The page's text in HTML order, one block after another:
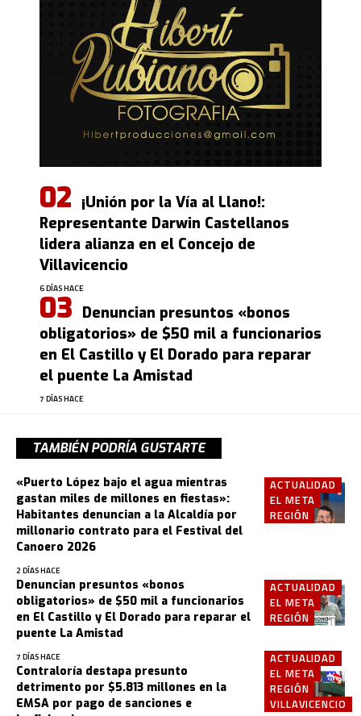
¡Unión por la Vía al Llano!:
Representante Darwin Castellanos
lidera alianza en el Concejo de
Villavicencio
6 DÍAS HACE
Denuncian presuntos «bonos
obligatorios» de $50 mil a funcionarios
en El Castillo y El Dorado para reparar
el puente La Amistad
7 DÍAS HACE
TAMBIÉN PODRÍA GUSTARTE
ACTUALIDAD
EL META
REGIÓN
«Puerto López bajo el agua mientras
gastan miles de millones en fiestas»:
Habitantes denuncian a la Alcaldía por
millonario contrato para el Festival del
Canoero 2026
2 DÍAS HACE
ACTUALIDAD
EL META
REGIÓN
Denuncian presuntos «bonos
obligatorios» de $50 mil a funcionarios
en El Castillo y El Dorado para reparar el
puente La Amistad
7 DÍAS HACE
ACTUALIDAD
EL META
REGIÓN
VILLAVICENCIO
Contraloría destapa presunto
detrimento por $5.813 millones en la
EMSA por pago de sanciones e